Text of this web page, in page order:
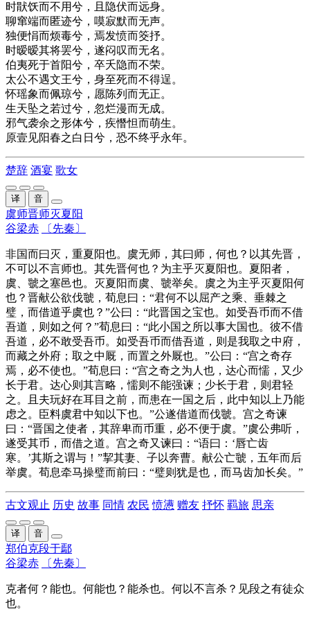
时猒饫而不用兮，且隐伏而远身。
聊窜端而匿迹兮，嗼寂默而无声。
独便悁而烦毒兮，焉发愤而筊抒。
时暧暧其将罢兮，遂闷叹而无名。
伯夷死于首阳兮，卒夭隐而不荣。
太公不遇文王兮，身至死而不得逞。
怀瑶象而佩琼兮，愿陈列而无正。
生天坠之若过兮，忽烂漫而无成。
邪气袭余之形体兮，疾憯怛而萌生。
原壹见阳春之白日兮，恐不终乎永年。
楚辞 酒宴 歌女
译 音
虞师晋师灭夏阳
谷梁赤
〔先秦〕
非国而曰灭，重夏阳也。 虞无师 ，其曰师 ，何也？以其先晋 ，
不可以不言师也。其先晋何也？为主乎灭夏阳也。 夏阳者，
虞
虢之塞邑也。灭夏阳而虞 虢举矣。 虞之为主乎灭夏阳何
也？ 晋献公欲伐虢 ，荀息曰：“君何不以 屈产之乘 垂棘之
璧，而借道乎虞也？”公曰：“此晋国之宝也。如受吾币而不借
吾道，则如之何？”荀息曰：“此小国之所以事大国也。彼不借
吾道，必不敢受吾币。如受吾币而借吾道，则是我取之中 府 ，
而藏之外府 ；取之中厩，而置之外厩也。”公曰：“宫之奇存
焉，必不使也。”荀息曰：“宫之奇之为人也，达心而懦，又少
长于君。达心则其言略，懦则不能强谏；少长于君，则君轻
之。且夫玩好在耳目之前，而患在一国之后，此中知以上乃能
虑之。臣料虞君中知以下也。”公遂借道而伐虢。 宫之奇谏
曰：“晋国之使者，其辞卑而币重，必不便于虞。”虞公弗听，
遂受其币，而借之道。 宫之奇又谏曰：“语曰：‘唇亡齿
寒。’其斯之谓与！”挈其妻、子以奔曹。献公亡虢 ，五年而后
举虞。荀息牵马操璧而前曰：“璧则犹是也，而马齿加长矣。”
古文观止 历史 故事 同情 农民 愤懑 赠友 抒怀 羁旅 思亲
译 音
郑伯克段于鄢
谷梁赤
〔先秦〕
克者何？能也。何能也？能杀也。何以不言杀？见段之有徒众
也。